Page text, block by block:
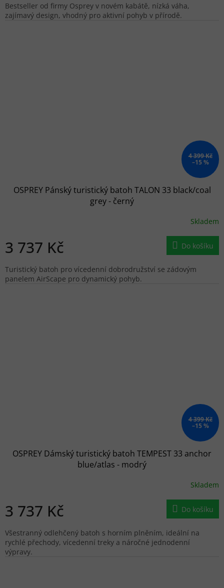
Bestseller od firmy Osprey v novém kabátě, nízká váha,
zajímavý design, vhodný pro aktivní pohyb v přírodě.
4 399 Kč
–15 %
OSPREY Pánský turistický batoh TALON 33 black/coal
grey - černý
Skladem
3 737 Kč Do košíku
Turistický batoh pro vícedenní dobrodružství se zádovým
panelem AirScape pro dynamický pohyb.
4 399 Kč
–15 %
OSPREY Dámský turistický batoh TEMPEST 33 anchor
blue/atlas - modrý
Skladem
3 737 Kč Do košíku
Všestranný odlehčený batoh s horním plněním, ideální na
rychlé přechody, vícedenní treky a náročné jednodenní
výpravy.